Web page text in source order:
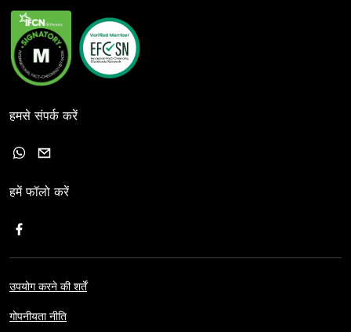
हमसे संपर्क करें
हमें फॉलो करें
उपयोग करने की शर्तें
गोपनीयता नीति